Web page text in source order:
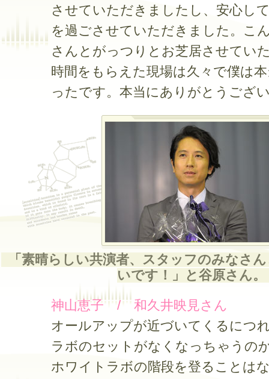
させていただきましたし、安心し
を過ごさせていただきました。こ
さんとがっつりとお芝居させてい
時間をもらえた現場は久々で僕は
ったです。本当にありがとうござ
「素晴らしい共演者、スタッフのみなさ
いです！」と谷原さん。
神山恵子 / 和久井映見さん
オールアップが近づいてくるにつ
ラボのセットがなくなっちゃうの
ホワイトラボの階段を登ることは